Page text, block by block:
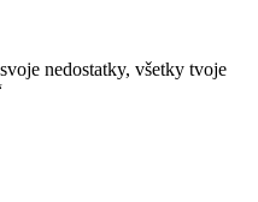
nedostatky, všetky tvoje